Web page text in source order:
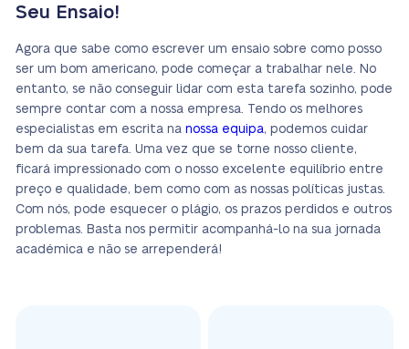
Seu Ensaio!
Agora que sabe como escrever um ensaio sobre como posso
ser um bom americano, pode começar a trabalhar nele. No
entanto, se não conseguir lidar com esta tarefa sozinho, pode
sempre contar com a nossa empresa. Tendo os melhores
especialistas em escrita na nossa equipa, podemos cuidar
bem da sua tarefa. Uma vez que se torne nosso cliente,
ficará impressionado com o nosso excelente equilíbrio entre
preço e qualidade, bem como com as nossas políticas justas.
Com nós, pode esquecer o plágio, os prazos perdidos e outros
problemas. Basta nos permitir acompanhá-lo na sua jornada
académica e não se arrependerá!